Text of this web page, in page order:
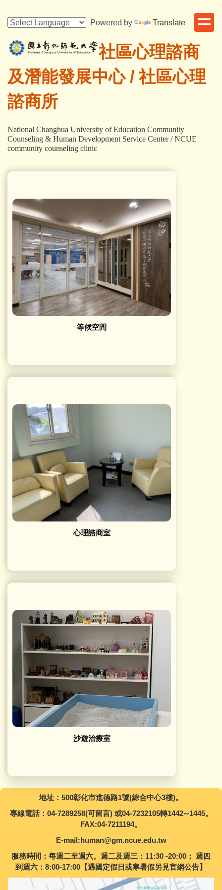
到
要
內
容
區
Powered by Translate
社區心理諮商
及潛能發展中心 / 社區心理
諮商所
National Changhua University of Education Community
Counseling & Human Development Service Center / NCUE
community counseling clinic
等候空間
等候空間
心理諮商室
心理諮商室
沙遊治療室
沙遊治療室
地址：500彰化市進德路1號(綜合中心3樓)。
專線電話：04-7289258(可留言) 或04-7232105轉1442∼1445。
FAX:04-7211194。
E-mail:human@gm.ncue.edu.tw
服務時間：每週二至週六。週二及週三：11:30 -20:00； 週四
到週六：8:00-17:00【遇國定假日或寒暑假另見官網公告】